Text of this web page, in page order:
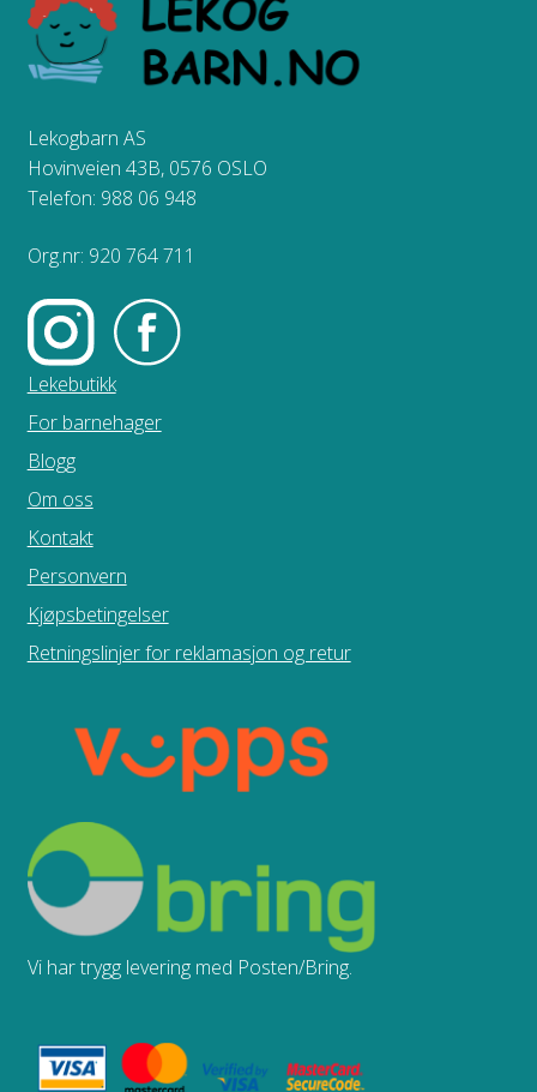
Lekogbarn AS
Hovinveien 43B, 0576 OSLO
Telefon: 988 06 948
Org.nr: 920 764 711
Lekebutikk
For barnehager
Blogg
Om oss
Kontakt
Personvern
Kjøpsbetingelser
Retningslinjer for reklamasjon og retur
Vi har trygg levering med Posten/Bring.